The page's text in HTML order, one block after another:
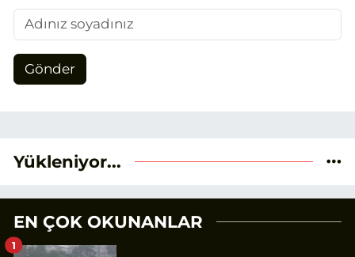
Gönder
Yükleniyor...
EN ÇOK OKUNANLAR
1